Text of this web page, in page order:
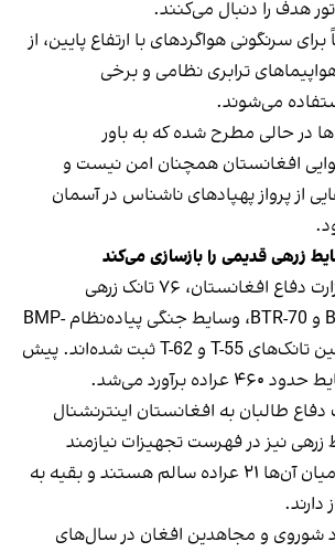
هدف را دنبال می‌کنند.
سرنگونی هواگردهای با ارتفاع پایین، از
ترابری نظامی و برخی
می‌شوند.
در حالی مطرح شده که به باور
افغانستان همچنان امن نیست و
از پرواز پهپادهای ناشناس در آسمان
زرهی قدیمی را بازسازی می‌کند
در میان تجهیزات وزارت دفاع افغانستان، ۷۶ تانک زرهی
هشت‌چرخه BTR-60 و BTR-70، وسایط جنگی پیاده‌نظام BMP-
1 و BMP-2 و همچنین تانک‌های T-55 و T-62 ثبت شده‌اند. پیش
برآورد می‌شد.
دفاع طالبان به افغانستان اینترنشنال
زرهی نیز در فهرست تجهیزات نیازمند
ترمیم قرار دارند؛ از میان آن‌ها ۲۱ عراده سالم هستند و بقیه به
دارند.
شوروی و مجاهدین افغان در سال‌های